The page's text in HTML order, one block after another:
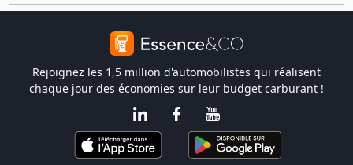
Rejoignez les 1,5 million d'automobilistes qui réalisent
chaque jour des économies sur leur budget carburant !